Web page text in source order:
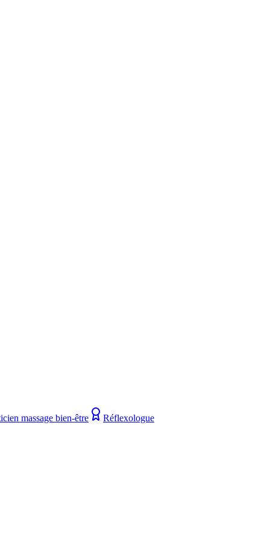
massage bien-être
Réflexologue